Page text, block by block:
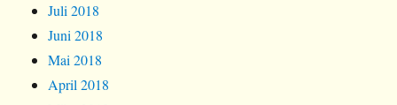
Juli 2018
Juni 2018
Mai 2018
April 2018